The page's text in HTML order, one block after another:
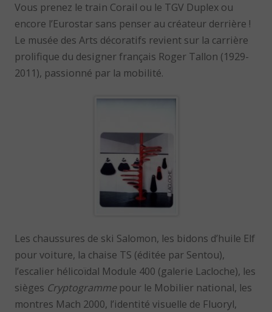
Vous prenez le train Corail ou le TGV Duplex ou
encore l’Eurostar sans penser au créateur derrière !
Le musée des Arts décoratifs revient sur la carrière
prolifique du designer français Roger Tallon (1929-
2011), passionné par la mobilité.
Les chaussures de ski Salomon, les bidons d’huile Elf
pour voiture, la chaise TS (éditée par Sentou),
l’escalier hélicoïdal Module 400 (galerie Lacloche), les
sièges Cryptogrammepour le Mobilier national, les
montres Mach 2000, l’identité visuelle de Fluoryl,